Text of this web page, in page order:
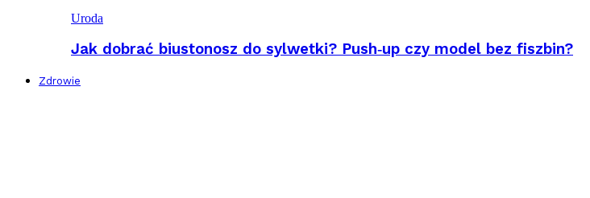
Uroda
Jak dobrać biustonosz do sylwetki? Push‑up czy model bez fiszbin?
Zdrowie